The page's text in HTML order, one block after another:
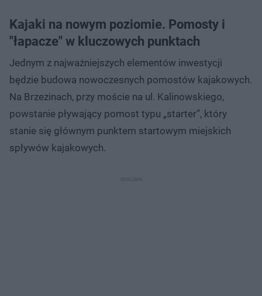
Kajaki na nowym poziomie. Pomosty i
"łapacze" w kluczowych punktach
Jednym z najważniejszych elementów inwestycji
będzie budowa nowoczesnych pomostów kajakowych.
Na Brzezinach, przy moście na ul. Kalinowskiego,
powstanie pływający pomost typu „starter”, który
stanie się głównym punktem startowym miejskich
spływów kajakowych.